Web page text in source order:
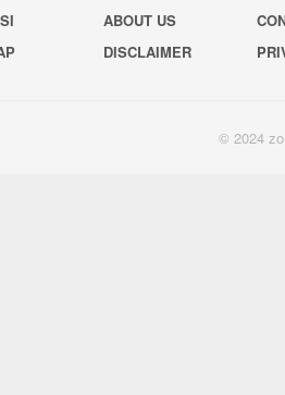
ABOUT US
DISCLAIMER
© 2024